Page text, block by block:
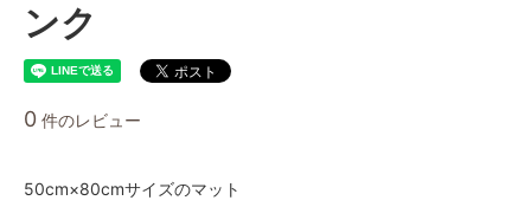
ンク
0 件のレビュー
50cm×80cmサイズのマット